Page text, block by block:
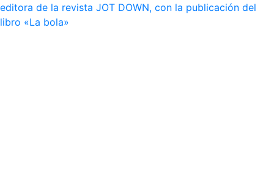
editora de la revista JOT DOWN, con la publicación del
libro «La bola»